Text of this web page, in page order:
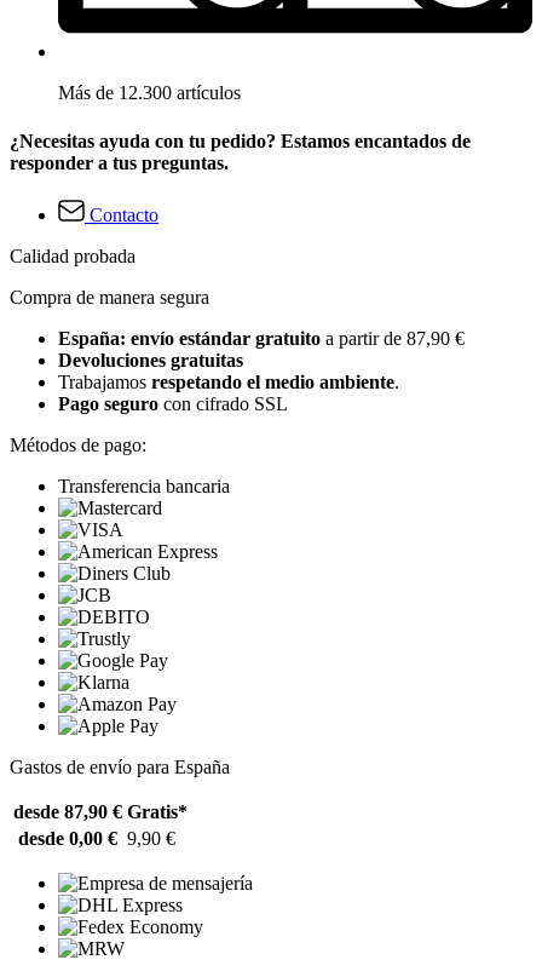
Más de 12.300 artículos
¿Necesitas ayuda con tu pedido? Estamos encantados de
responder a tus preguntas.
Contacto
Calidad probada
Compra de manera segura
España: envío estándar gratuito a partir de 87,90 €
Devoluciones gratuitas
Trabajamos respetando el medio ambiente.
Pago seguro con cifrado SSL
Métodos de pago:
Transferencia bancaria
Gastos de envío para España
desde 87,90 € Gratis*
desde 0,00 € 9,90 €